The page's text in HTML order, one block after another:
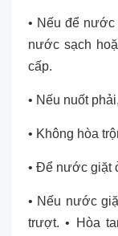
• Nếu để nước
nước sạch
cấp.
• Nếu nuốt
• Không hòa
• Để nước giặt
• Nếu nước
trượt. • Hòa